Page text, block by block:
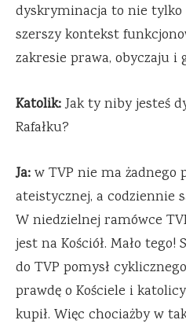
dyskryminacja to nie tylko
szerszy kontekst
zakresie prawa, obyczaju
Katolik:Jak ty niby jesteś
Rafałku?
Ja:w TVP nie ma
ateistycznej, a codziennie
W niedzielnej ramówce
jest na Kościół. Mało tego!
do TVP pomysł
prawdę o Kościele i
kupił. Więc chociażby w